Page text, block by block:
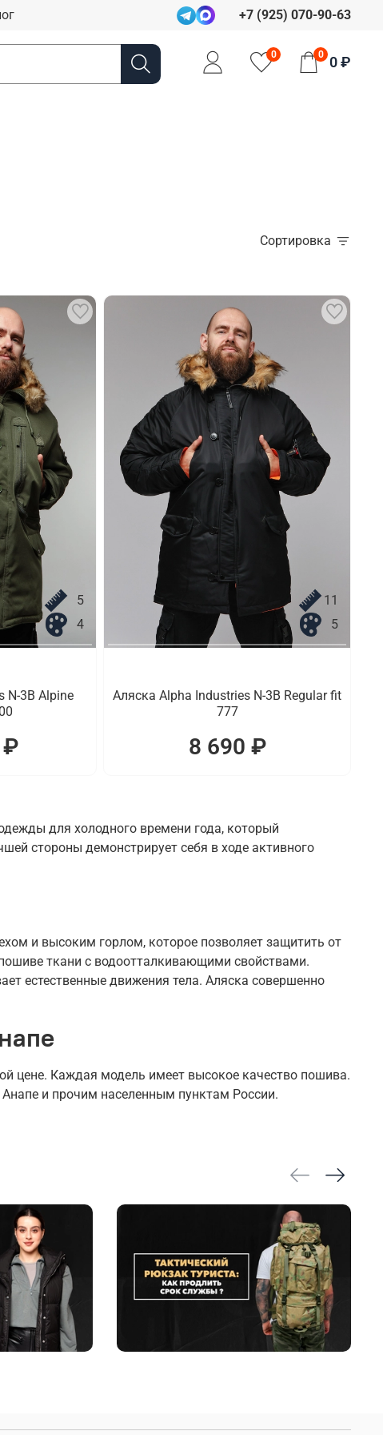
+7 (925) 070-90-63
0 0 0 ₽
Сортировка
5
4
N-3B Alpine
₽
11
5
Аляска Alpha Industries N-3B Regular fit
777
8 690 ₽
для холодного времени года, который
стороны демонстрирует себя в ходе активного
и высоким горлом, которое позволяет защитить от
ткани с водоотталкивающими свойствами.
естественные движения тела. Аляска совершенно
цене. Каждая модель имеет высокое качество пошива.
и прочим населенным пунктам России.